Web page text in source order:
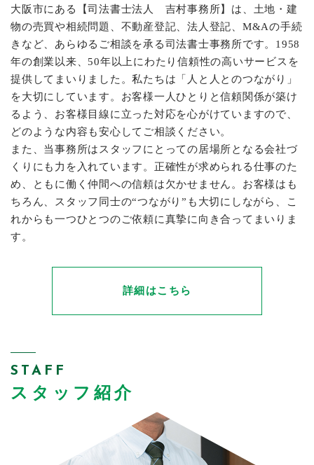
大阪市にある【司法書士法人 吉村事務所】は、土地・建
物の売買や相続問題、不動産登記、法人登記、M&Aの手続
きなど、あらゆるご相談を承る司法書士事務所です。1958
年の創業以来、50年以上にわたり信頼性の高いサービスを
提供してまいりました。私たちは「人と人とのつながり」
を大切にしています。お客様一人ひとりと信頼関係が築け
るよう、お客様目線に立った対応を心がけていますので、
どのような内容も安心してご相談ください。
また、当事務所はスタッフにとっての居場所となる会社づ
くりにも力を入れています。正確性が求められる仕事のた
め、ともに働く仲間への信頼は欠かせません。お客様はも
ちろん、スタッフ同士の“つながり”も大切にしながら、こ
れからも一つひとつのご依頼に真摯に向き合ってまいりま
す。
詳細はこちら
STAFF
スタッフ紹介